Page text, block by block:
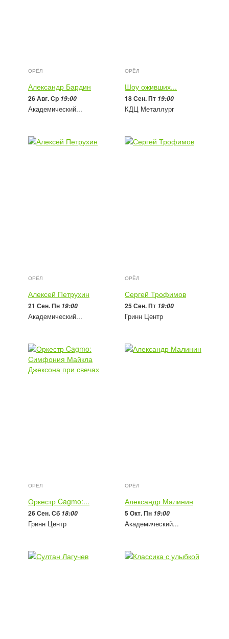
ОРЁЛ
Александр Бардин
26 Авг. Ср 19:00
Академический...
ОРЁЛ
Шоу оживших...
18 Сен. Пт 19:00
КДЦ Металлург
ОРЁЛ
Алексей Петрухин
21 Сен. Пн 19:00
Академический...
ОРЁЛ
Сергей Трофимов
25 Сен. Пт 19:00
Гринн Центр
ОРЁЛ
Оркестр Cagmo:...
26 Сен. Сб 18:00
Гринн Центр
ОРЁЛ
Александр Малинин
5 Окт. Пн 19:00
Академический...